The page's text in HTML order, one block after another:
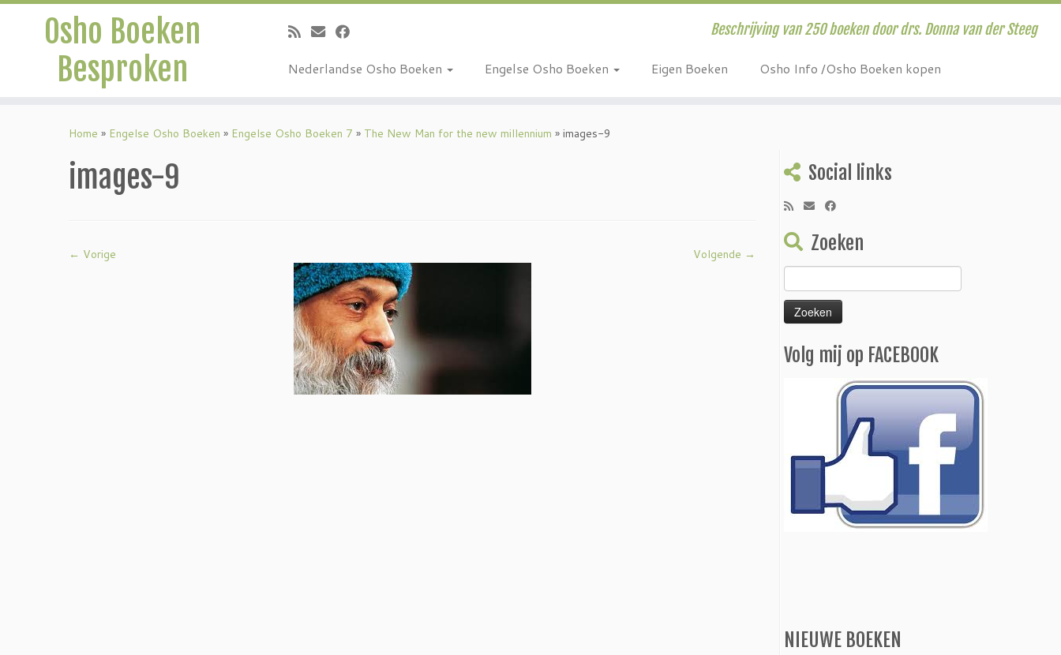
Osho Boeken
Besproken
Beschrijving van 250 boeken door drs. Donna van der Steeg
Nederlandse Osho Boeken Engelse Osho Boeken Eigen Boeken Osho Info /Osho Boeken kopen
Home » Engelse Osho Boeken » Engelse Osho Boeken 7 » The New Man for the new millennium » images-9
images-9
← Vorige Volgende →
Social links
Zoeken
naar:
Volg mij op FACEBOOK
NIEUWE BOEKEN